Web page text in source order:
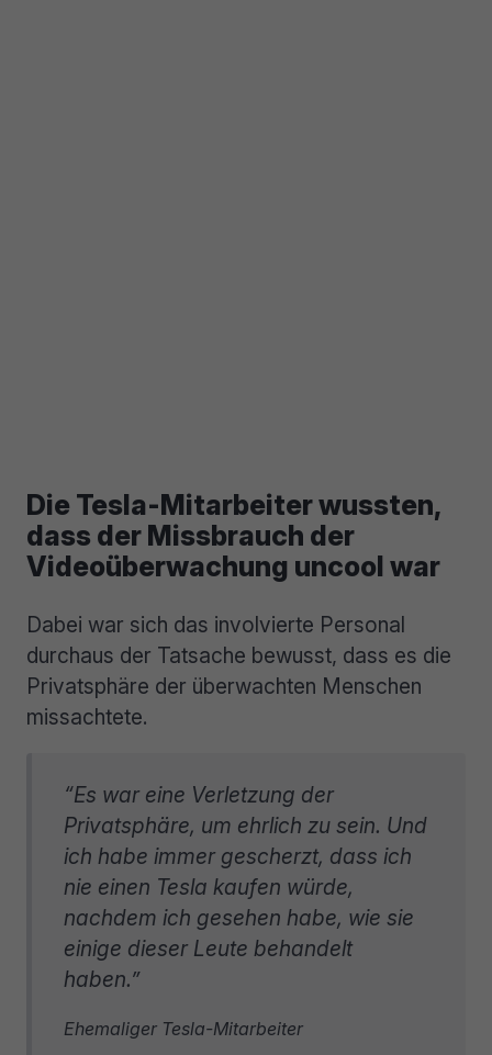
Die Tesla-Mitarbeiter wussten,
dass der Missbrauch der
Videoüberwachung uncool war
Dabei war sich das involvierte Personal
durchaus der Tatsache bewusst, dass es die
Privatsphäre der überwachten Menschen
missachtete.
“Es war eine Verletzung der
Privatsphäre, um ehrlich zu sein. Und
ich habe immer gescherzt, dass ich
nie einen Tesla kaufen würde,
nachdem ich gesehen habe, wie sie
einige dieser Leute behandelt
haben.”
Ehemaliger Tesla-Mitarbeiter